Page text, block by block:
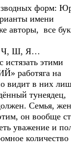
форм:
имени
авторы, все
Ч, Ш, Я…
этими
работяга на
видит в них
тунеядец,
Семья,
он вообще
уважение и
количество